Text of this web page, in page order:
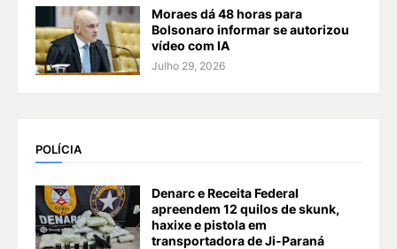
Moraes dá 48 horas para
Bolsonaro informar se autorizou
vídeo com IA
Julho 29, 2026
POLÍCIA
Denarc e Receita Federal
apreendem 12 quilos de skunk,
haxixe e pistola em
transportadora de Ji-Paraná